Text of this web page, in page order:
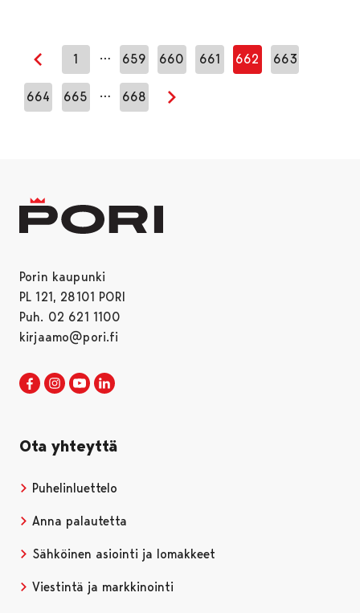
Edellinen sivu
1 … 659 660 661 662 663
664 665 … 668
Seuraava sivu
Porin kaupunki
PL 121, 28101 PORI
Puh. 02 621 1100
kirjaamo@pori.fi
Porin kaupunki Facebookissa
Avautuu uudessa välilehdessä
Porin kaupunki Instagramissa
Avautuu uudessa välilehdessä
Porin kaupunki Youtubessa
Avautuu uudessa välilehdessä
Ota yhteyttä
Puhelinluettelo
Anna palautetta
Sähköinen asiointi ja lomakkeet
Viestintä ja markkinointi